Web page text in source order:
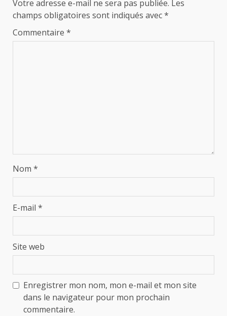
Votre adresse e-mail ne sera pas publiée. Les
champs obligatoires sont indiqués avec*
Commentaire *
Nom *
E-mail *
Site web
Enregistrer mon nom, mon e-mail et mon site
dans le navigateur pour mon prochain
commentaire.